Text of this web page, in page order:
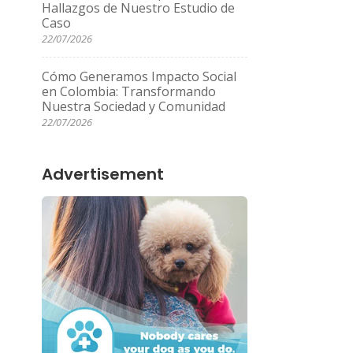
Hallazgos de Nuestro Estudio de
Caso
22/07/2026
Cómo Generamos Impacto Social
en Colombia: Transformando
Nuestra Sociedad y Comunidad
22/07/2026
Advertisement